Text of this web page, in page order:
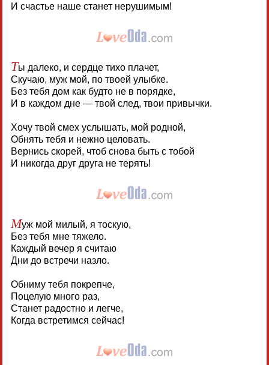
И счастье наше станет нерушимым!
Ты далеко, и сердце тихо плачет,
Скучаю, муж мой, по твоей улыбке.
Без тебя дом как будто не в порядке,
И в каждом дне — твой след, твои привычки.
Хочу твой смех услышать, мой родной,
Обнять тебя и нежно целовать.
Вернись скорей, чтоб снова быть с тобой
И никогда друг друга не терять!
Муж мой милый, я тоскую,
Без тебя мне тяжело.
Каждый вечер я считаю
Дни до встречи назло.
Обниму тебя покрепче,
Поцелую много раз,
Станет радостно и легче,
Когда встретимся сейчас!